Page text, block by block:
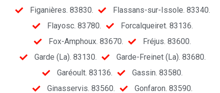
Figanières. 83830.
Flassans-sur-Issole. 83340.
Flayosc. 83780.
Forcalqueiret. 83136.
Fox-Amphoux. 83670.
Fréjus. 83600.
Garde (La). 83130.
Garde-Freinet (La). 83680.
Garéoult. 83136.
Gassin. 83580.
Ginasservis. 83560.
Gonfaron. 83590.